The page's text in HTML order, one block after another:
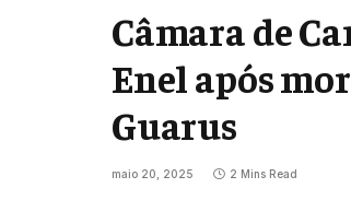
Câmara de
Enel após
Guarus
maio 20, 2025 2 Mins Read